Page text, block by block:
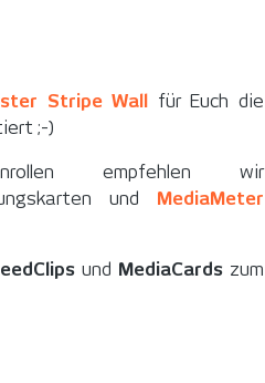
Stripe Wall für Euch die
;-)
empfehlen wir
und MediaMeter
und MediaCardszum